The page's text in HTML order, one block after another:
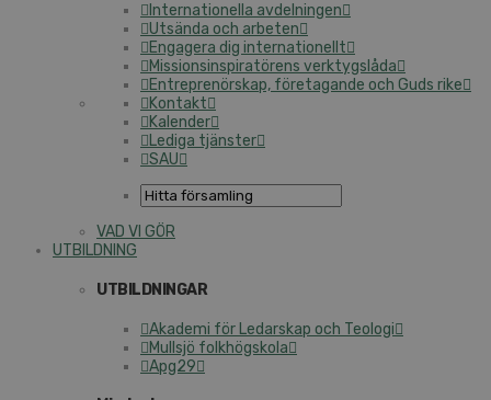
Internationella avdelningen
Utsända och arbeten
Engagera dig internationellt
Missionsinspiratörens verktygslåda
Entreprenörskap, företagande och Guds rike
Kontakt
Kalender
Lediga tjänster
SAU
VAD VI GÖR
UTBILDNING
UTBILDNINGAR
Akademi för Ledarskap och Teologi
Mullsjö folkhögskola
Apg29